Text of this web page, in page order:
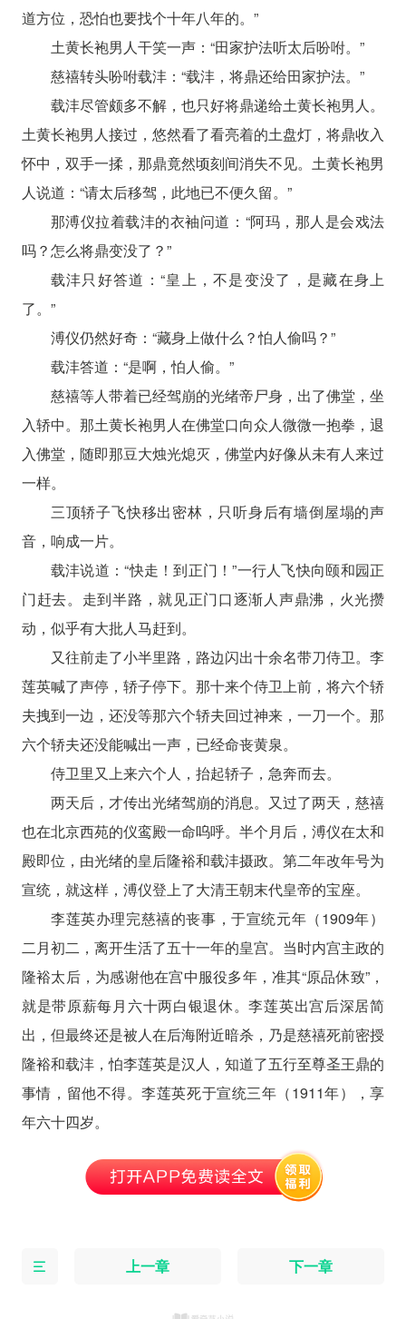
道方位，恐怕也要找个十年八年的。”
土黄长袍男人干笑一声：“田家护法听太后吩咐。”
慈禧转头吩咐载沣：“载沣，将鼎还给田家护法。”
载沣尽管颇多不解，也只好将鼎递给土黄长袍男人。
土黄长袍男人接过，悠然看了看亮着的土盘灯，将鼎收入
怀中，双手一揉，那鼎竟然顷刻间消失不见。土黄长袍男
人说道：“请太后移驾，此地已不便久留。”
那溥仪拉着载沣的衣袖问道：“阿玛，那人是会戏法
吗？怎么将鼎变没了？”
载沣只好答道：“皇上，不是变没了，是藏在身上
了。”
溥仪仍然好奇：“藏身上做什么？怕人偷吗？”
载沣答道：“是啊，怕人偷。”
慈禧等人带着已经驾崩的光绪帝尸身，出了佛堂，坐
入轿中。那土黄长袍男人在佛堂口向众人微微一抱拳，退
入佛堂，随即那豆大烛光熄灭，佛堂内好像从未有人来过
一样。
三顶轿子飞快移出密林，只听身后有墙倒屋塌的声
音，响成一片。
载沣说道：“快走！到正门！”一行人飞快向颐和园正
门赶去。走到半路，就见正门口逐渐人声鼎沸，火光攒
动，似乎有大批人马赶到。
又往前走了小半里路，路边闪出十余名带刀侍卫。李
莲英喊了声停，轿子停下。那十来个侍卫上前，将六个轿
夫拽到一边，还没等那六个轿夫回过神来，一刀一个。那
六个轿夫还没能喊出一声，已经命丧黄泉。
侍卫里又上来六个人，抬起轿子，急奔而去。
两天后，才传出光绪驾崩的消息。又过了两天，慈禧
也在北京西苑的仪鸾殿一命呜呼。半个月后，溥仪在太和
殿即位，由光绪的皇后隆裕和载沣摄政。第二年改年号为
宣统，就这样，溥仪登上了大清王朝末代皇帝的宝座。
李莲英办理完慈禧的丧事，于宣统元年（1909年）
二月初二，离开生活了五十一年的皇宫。当时内宫主政的
隆裕太后，为感谢他在宫中服役多年，准其“原品休致”，
就是带原薪每月六十两白银退休。李莲英出宫后深居简
出，但最终还是被人在后海附近暗杀，乃是慈禧死前密授
隆裕和载沣，怕李莲英是汉人，知道了五行至尊圣王鼎的
事情，留他不得。李莲英死于宣统三年（1911年），享
年六十四岁。
上一章 下一章